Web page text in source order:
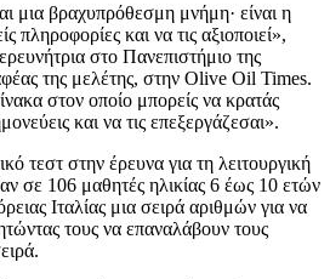
μια βραχυπρόθεσμη μνήμη· είναι η
πληροφορίες και να τις αξιοποιεί»,
στο Πανεπιστήμιο της
της μελέτης, στην Olive Oil Times.
στον οποίο μπορείς να κρατάς
και να τις επεξεργάζεσαι».
τεστ στην έρευνα για τη λειτουργική
σε 106 μαθητές ηλικίας 6 έως 10 ετών
Ιταλίας μια σειρά αριθμών για να
τους να επαναλάβουν τους